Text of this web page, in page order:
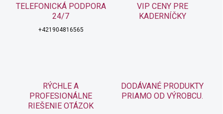
TELEFONICKÁ PODPORA
24/7
+421904816565
VIP CENY PRE
KADERNÍČKY
RÝCHLE A
PROFESIONÁLNE
RIEŠENIE OTÁZOK
DODÁVANÉ PRODUKTY
PRIAMO OD VÝROBCU.